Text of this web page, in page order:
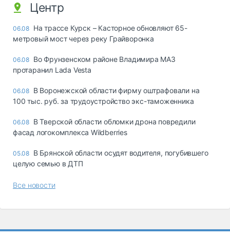
Центр
06.08 На трассе Курск – Касторное обновляют 65-
метровый мост через реку Грайворонка
06.08 Во Фрунзенском районе Владимира МАЗ
протаранил Lada Vesta
06.08 В Воронежской области фирму оштрафовали на
100 тыс. руб. за трудоустройство экс-таможенника
06.08 В Тверской области обломки дрона повредили
фасад логокомплекса Wildberries
05.08 В Брянской области осудят водителя, погубившего
целую семью в ДТП
Все новости